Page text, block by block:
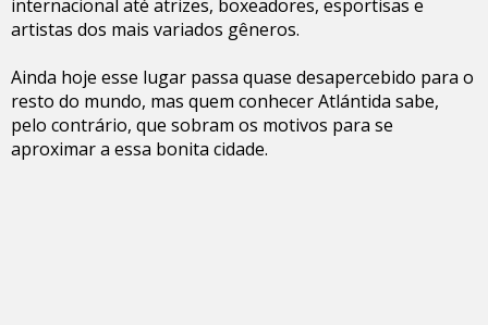
internacional até atrizes, boxeadores, esportisas e
artistas dos mais variados gêneros.
Ainda hoje esse lugar passa quase desapercebido para o
resto do mundo, mas quem conhecer Atlántida sabe,
pelo contrário, que sobram os motivos para se
aproximar a essa bonita cidade.